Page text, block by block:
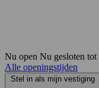
Nu open Nu gesloten tot
Alle openingstijden
Stel in als mijn vestiging